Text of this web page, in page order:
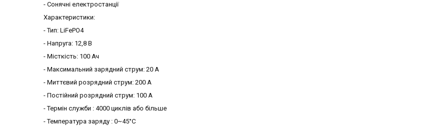
- Сонячні електростанції
Характеристики:
- Тип: LiFePO4
- Напруга: 12,8 В
- Місткість: 100 Ач
- Максимальний зарядний струм: 20 А
- Миттєвий розрядний струм: 200 А
- Постійний розрядний струм: 100 А
- Термін служби : 4000 циклів або більше
- Температура заряду : 0~45°C